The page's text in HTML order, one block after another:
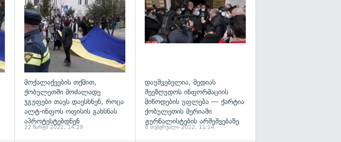
მოქალაქეების თქმით,
ქობულეთში მოძალადე
ჯგუფები თავს დაესხნენ, როცა
ალტ-ინფოს ოფისის გახსნას
აპროტესტებდნენ
22 მარტი 2022, 14:29
დაუშვებელია, მედიას
შეეზღუდოს ინფორმაციის
მიწოდების უფლება — ქარტია
ქობულეთის მერიაში
ჟურნალისტების არშეშვებაზე
8 თებერვალი 2022, 11:14